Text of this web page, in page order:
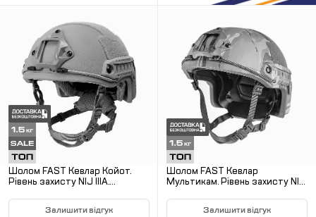
Шолом FAST Кевлар Койот.
Рівень захисту NIJ IIIA.
рикошетів та пістолетних куль
Залишити відгук
Шолом FAST Кевлар
Мультикам. Рівень захисту NIJ
рикошетів та пістолетних куль
Залишити відгук